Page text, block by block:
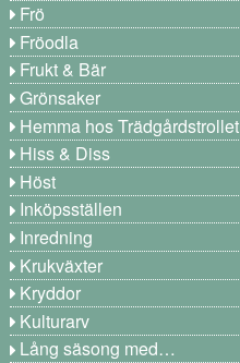
Frö
Fröodla
Frukt & Bär
Grönsaker
Hemma hos Trädgårdstrollet
Hiss & Diss
Höst
Inköpsställen
Inredning
Krukväxter
Kryddor
Kulturarv
Lång säsong med…